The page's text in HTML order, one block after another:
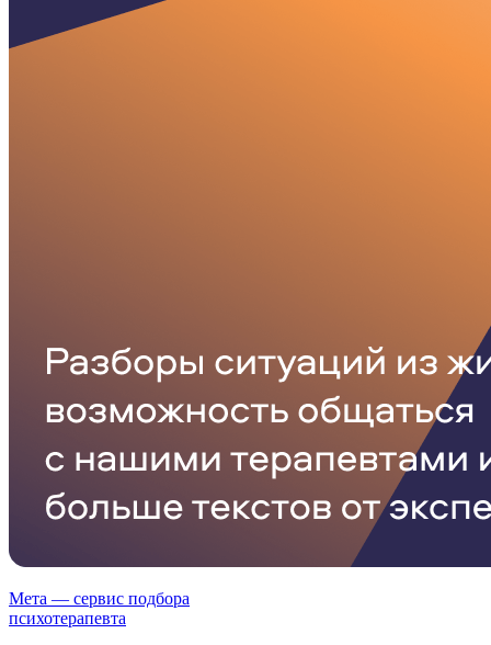
Мета — сервис подбора
психотерапевта